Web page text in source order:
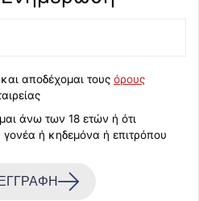
αποδέχομαι τους όρους
άνω των 18 ετών ή ότι
γονέα ή κηδεμόνα ή επιτρόπου